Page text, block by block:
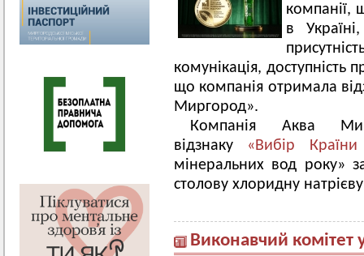
компанії,
в
комунікація, доступність
що компанія отримала
Миргород».
Компанія Аква
відзнаку «Вибір
мінеральних вод року»
столову хлоридну
Виконавчий комітет